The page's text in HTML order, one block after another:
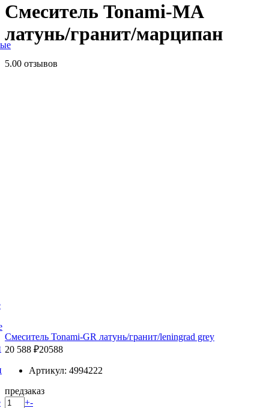
Смеситель Tonami-MA
латунь/гранит/марципан
5.00 отзывов
Смеситель Tonami-GR латунь/гранит/leningrad grey
20 588 ₽20588
Артикул: 4994222
предзаказ
+-